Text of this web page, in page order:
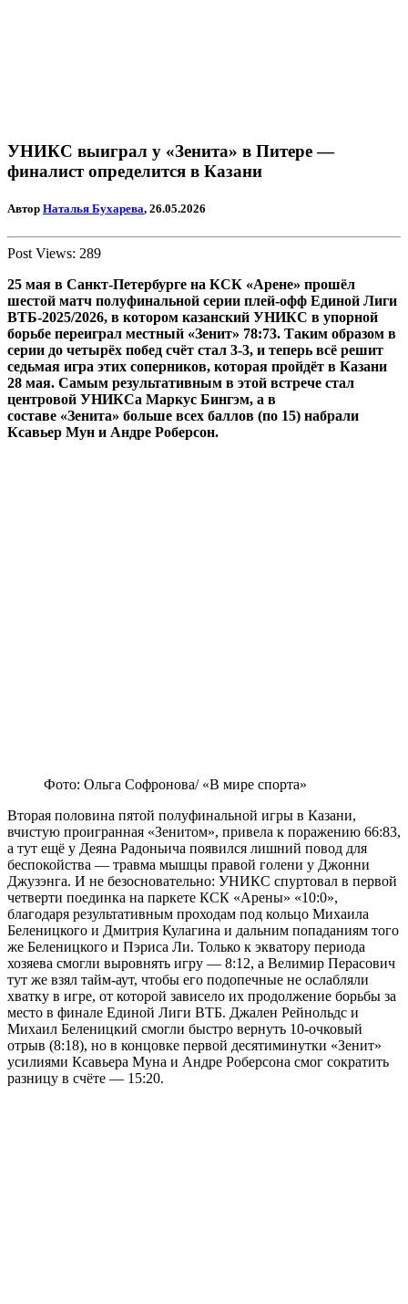
УНИКС выиграл у «Зенита» в Питере —
финалист определится в Казани
Автор Наталья Бухарева, 26.05.2026
Post Views: 289
25 мая в Санкт-Петербурге на КСК «Арене» прошёл
шестой матч полуфинальной серии плей-офф Единой Лиги
ВТБ-2025/2026, в котором казанский УНИКС в упорной
борьбе переиграл местный «Зенит» 78:73. Таким образом в
серии до четырёх побед счёт стал 3-3, и теперь всё решит
седьмая игра этих соперников, которая пройдёт в Казани
28 мая. Самым результативным в этой встрече стал
центровой УНИКСа Маркус Бингэм, а в
составе «Зенита» больше всех баллов (по 15) набрали
Ксавьер Мун и Андре Роберсон.
Фото: Ольга Софронова/ «В мире спорта»
Вторая половина пятой полуфинальной игры в Казани,
вчистую проигранная «Зенитом», привела к поражению 66:83,
а тут ещё у Деяна Радоньича появился лишний повод для
беспокойства — травма мышцы правой голени у Джонни
Джузэнга. И не безосновательно: УНИКС спуртовал в первой
четверти поединка на паркете КСК «Арены» «10:0»,
благодаря результативным проходам под кольцо Михаила
Беленицкого и Дмитрия Кулагина и дальним попаданиям того
же Беленицкого и Пэриса Ли. Только к экватору периода
хозяева смогли выровнять игру — 8:12, а Велимир Перасович
тут же взял тайм-аут, чтобы его подопечные не ослабляли
хватку в игре, от которой зависело их продолжение борьбы за
место в финале Единой Лиги ВТБ. Джален Рейнольдс и
Михаил Беленицкий смогли быстро вернуть 10-очковый
отрыв (8:18), но в концовке первой десятиминутки «Зенит»
усилиями Ксавьера Муна и Андре Роберсона смог сократить
разницу в счёте — 15:20.